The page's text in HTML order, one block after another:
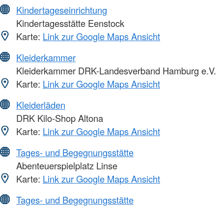
Kindertageseinrichtung
Kindertagesstätte Eenstock
Karte: Link zur Google Maps Ansicht
Kleiderkammer
Kleiderkammer DRK-Landesverband Hamburg e.V.
Karte: Link zur Google Maps Ansicht
Kleiderläden
DRK Kilo-Shop Altona
Karte: Link zur Google Maps Ansicht
Tages- und Begegnungsstätte
Abenteuerspielplatz Linse
Karte: Link zur Google Maps Ansicht
Tages- und Begegnungsstätte